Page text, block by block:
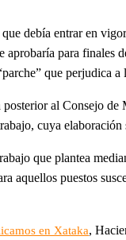
debía entrar en
para
que perjudica
al Consejo
cuya
que plantea
puestos
en Xataka,